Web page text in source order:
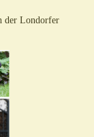
der Londorfer